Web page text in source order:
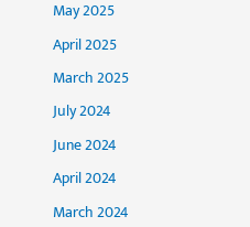
May 2025
April 2025
March 2025
July 2024
June 2024
April 2024
March 2024